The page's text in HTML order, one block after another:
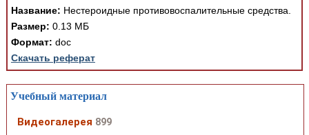
Название: Нестероидные противовоспалительные средства.
Размер: 0.13 МБ
Формат: doc
Скачать реферат
Учебный материал
Видеогалерея 899